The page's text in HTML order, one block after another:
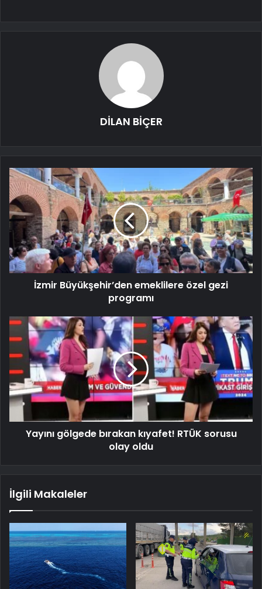
DİLAN BİÇER
İzmir Büyükşehir’den emeklilere özel gezi
programı
Yayını gölgede bırakan kıyafet! RTÜK sorusu
olay oldu
İlgili Makaleler